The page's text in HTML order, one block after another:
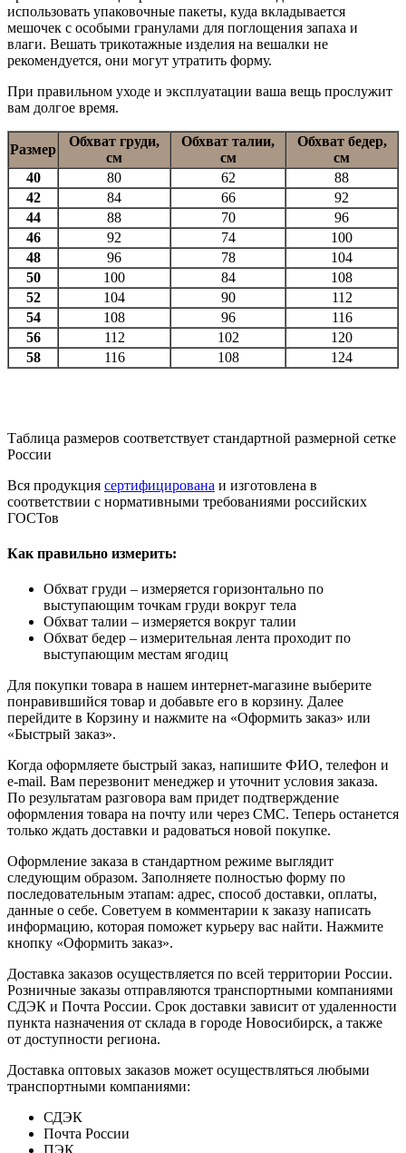
использовать упаковочные пакеты, куда вкладывается
мешочек с особыми гранулами для поглощения запаха и
влаги. Вешать трикотажные изделия на вешалки не
рекомендуется, они могут утратить форму.
При правильном уходе и эксплуатации ваша вещь прослужит
вам долгое время.
Размер
Обхват груди,
см
Обхват талии,
см
Обхват бедер,
см
40
80 62
88
42
84 66
92
44
88 70
96
46
92 74
100
48
96 78
104
50
100 84
108
52
104 90
112
54
108 96
116
56
112 102
120
58
116 108 124
Таблица размеров соответствует стандартной размерной сетке
России
Вся продукция сертифицирована и изготовлена в
соответствии с нормативными требованиями российских
ГОСТов
Как правильно измерить:
Обхват груди – измеряется горизонтально по
выступающим точкам груди вокруг тела
Обхват талии – измеряется вокруг талии
Обхват бедер – измерительная лента проходит по
выступающим местам ягодиц
Для покупки товара в нашем интернет-магазине выберите
понравившийся товар и добавьте его в корзину. Далее
перейдите в Корзину и нажмите на «Оформить заказ» или
«Быстрый заказ».
Когда оформляете быстрый заказ, напишите ФИО, телефон и
e-mail. Вам перезвонит менеджер и уточнит условия заказа.
По результатам разговора вам придет подтверждение
оформления товара на почту или через СМС. Теперь останется
только ждать доставки и радоваться новой покупке.
Оформление заказа в стандартном режиме выглядит
следующим образом. Заполняете полностью форму по
последовательным этапам: адрес, способ доставки, оплаты,
данные о себе. Советуем в комментарии к заказу написать
информацию, которая поможет курьеру вас найти. Нажмите
кнопку «Оформить заказ».
Доставка заказов осуществляется по всей территории России.
Розничные заказы отправляются транспортными компаниями
СДЭК и Почта России. Срок доставки зависит от удаленности
пункта назначения от склада в городе Новосибирск, а также
от доступности региона.
Доставка оптовых заказов может осуществляться любыми
транспортными компаниями:
СДЭК
Почта России